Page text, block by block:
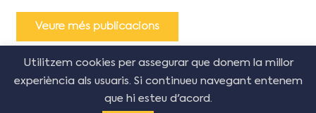
Veure més publicacions
© Copyright Creative Corner Agency
Utilitzem cookies per assegurar que donem la millor
experiència als usuaris. Si continueu navegant entenem
que hi esteu d'acord.